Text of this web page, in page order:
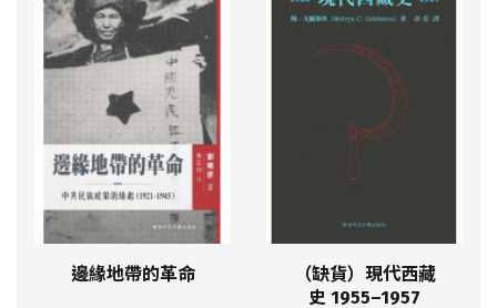
邊緣地帶的革命
（缺貨）現代西藏
史 1955–1957